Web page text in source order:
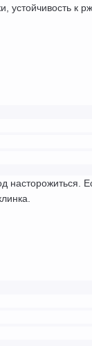
устойчивость к
насторожиться.